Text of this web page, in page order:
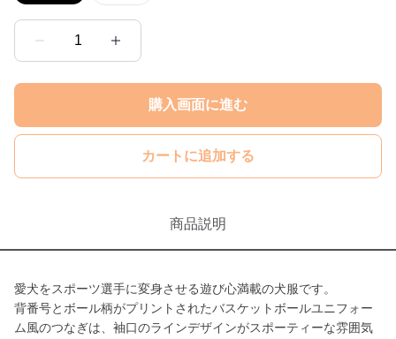
1
購入画面に進む
カートに追加する
商品説明
愛犬をスポーツ選手に変身させる遊び心満載の犬服です。
背番号とボール柄がプリントされたバスケットボールユニフォー
ム風のつなぎは、袖口のラインデザインがスポーティーな雰囲気